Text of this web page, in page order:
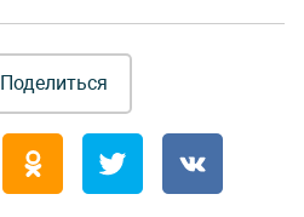
Поделиться